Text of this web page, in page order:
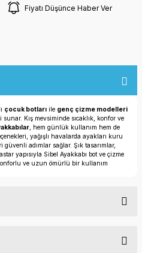
Fiyatı Düşünce Haber Ver
çocuk botları ile genç çizme modelleri
Kış mevsiminde sıcaklık, konfor ve
, hem günlük kullanım hem de
yağışlı havalarda ayakları kuru
güvenli adımlar sağlar. Şık tasarımlar,
yapısıyla Sibel Ayakkabı bot ve çizme
ve uzun ömürlü bir kullanım